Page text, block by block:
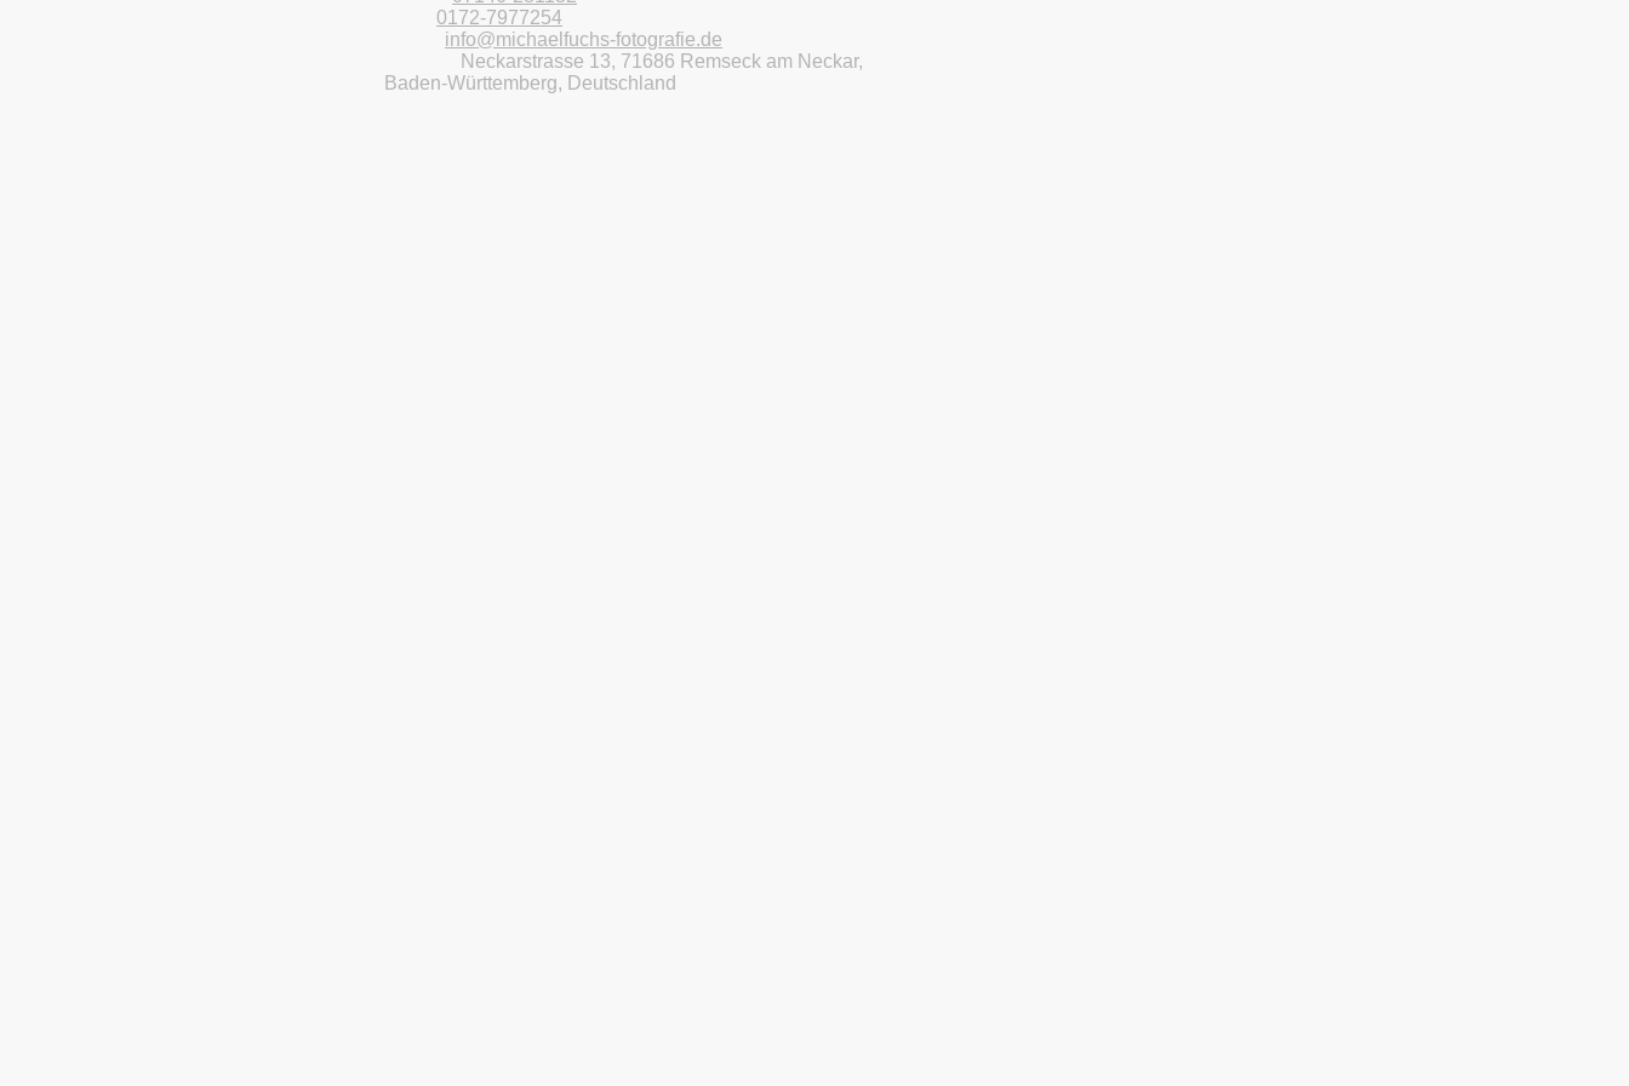
0172-7977254
info@michaelfuchs-fotografie.de
Neckarstrasse 13, 71686 Remseck am Neckar,
Baden-Württemberg, Deutschland